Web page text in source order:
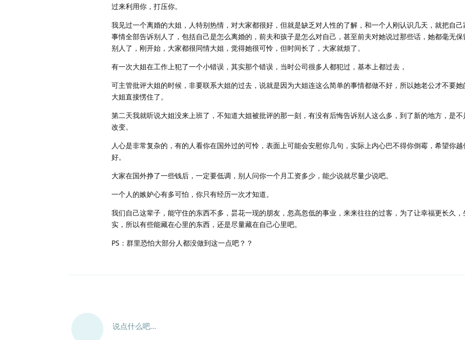
过来利用你，打压你。
我见过一个离婚的大姐，人特别热情，对大家都很好，但就是缺乏对人性的了解，和一个人刚认识几天，就把自己
事情全部告诉别人了，包括自己是怎么离婚的，前夫和孩子是怎么对自己，甚至前夫对她说过那些话，她都毫无
别人了，刚开始，大家都很同情大姐，觉得她很可怜，但时间长了，大家就烦了。
有一次大姐在工作上犯了一个小错误，其实那个错误，当时公司很多人都犯过，基本上都过去，
可主管批评大姐的时候，非要联系大姐的过去，说就是因为大姐连这么简单的事情都做不好，所以她老公才不要
大姐直接愣住了。
第二天我就听说大姐没来上班了，不知道大姐被批评的那一刻，有没有后悔告诉别人这么多，到了新的地方，是不
改变。
人心是非常复杂的，有的人看你在国外过的可怜，表面上可能会安慰你几句，实际上内心巴不得你倒霉，希望你越
好。
大家在国外挣了一些钱后，一定要低调，别人问你一个月工资多少，能少说就尽量少说吧。
一个人的嫉妒心有多可怕，你只有经历一次才知道。
我们自己这辈子，能守住的东西不多，昙花一现的朋友，忽高忽低的事业，来来往往的过客，为了让幸福更长久
实，所以有些能藏在心里的东西，还是尽量藏在自己心里吧。
PS：群里恐怕大部分人都没做到这一点吧？？
说点什么吧...